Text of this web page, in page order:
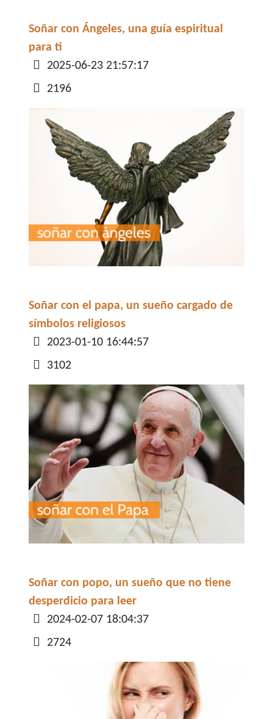
Soñar con Ángeles, una guía espiritual
para ti
Detalles
2025-06-23 21:57:17
2196
Soñar con el papa, un sueño cargado de
símbolos religiosos
Detalles
2023-01-10 16:44:57
3102
Soñar con popo, un sueño que no tiene
desperdicio para leer
Detalles
2024-02-07 18:04:37
2724